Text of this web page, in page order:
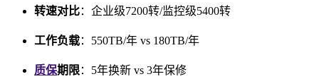
转速对比：企业级7200转/监控级5400转
工作负载：550TB/年 vs 180TB/年
质保期限：5年换新 vs 3年保修